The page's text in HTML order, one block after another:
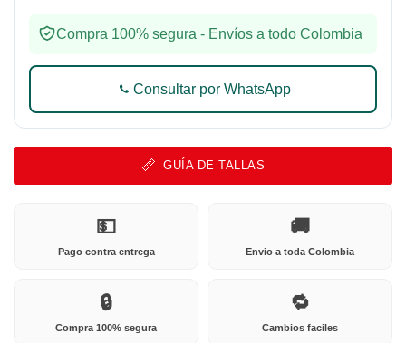
Compra 100% segura - Envíos a todo Colombia
Consultar por WhatsApp
GUÍA DE TALLAS
💵
Pago contra entrega
🚚
Envio a toda Colombia
🔒
Compra 100% segura
🔁
Cambios faciles